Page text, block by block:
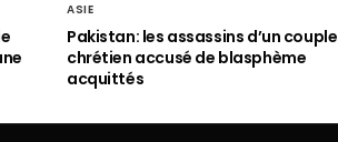
ASIE
Pakistan: les assassins d’un couple
chrétien accusé de blasphème
acquittés